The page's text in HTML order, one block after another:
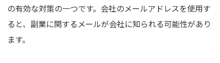
の有効な対策の一つです。会社のメールアドレスを使用す
ると、副業に関するメールが会社に知られる可能性があり
ます。